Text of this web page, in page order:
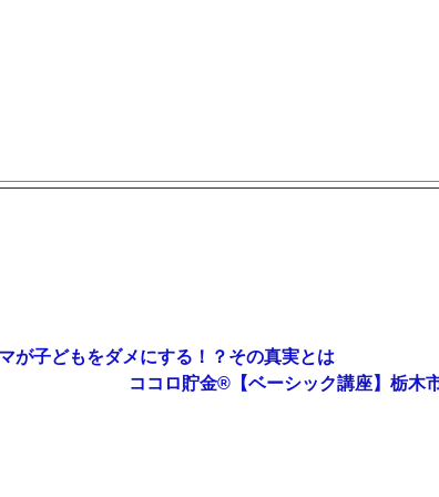
が子どもをダメにする！？その真実とは
ココロ貯金®︎【ベーシック講座】栃木